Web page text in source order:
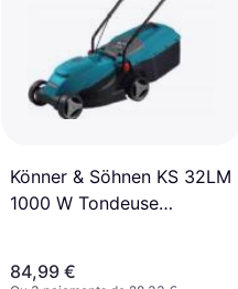
Könner & Söhnen KS 32LM
1000 W Tondeuse
84,99 €